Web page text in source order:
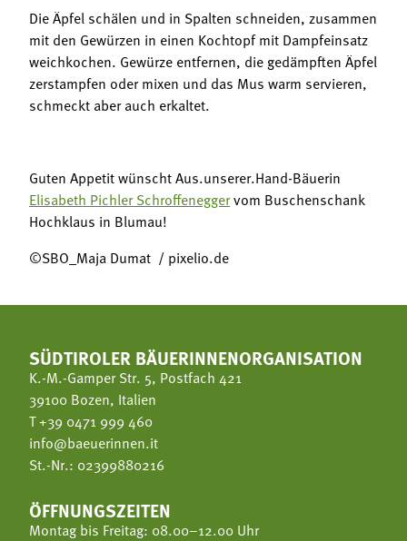
Die Äpfel schälen und in Spalten schneiden, zusammen
mit den Gewürzen in einen Kochtopf mit Dampfeinsatz
weichkochen. Gewürze entfernen, die gedämpften Äpfel
zerstampfen oder mixen und das Mus warm servieren,
schmeckt aber auch erkaltet.
Guten Appetit wünscht Aus.unserer.Hand-Bäuerin
Elisabeth Pichler Schroffeneggervom Buschenschank
Hochklaus in Blumau!
©SBO_Maja Dumat / pixelio.de
SÜDTIROLER BÄUERINNENORGANISATION
K.-M.-Gamper Str. 5, Postfach 421
39100 Bozen, Italien
T+39 0471 999 460
info@baeuerinnen.it
St.-Nr.: 02399880216
ÖFFNUNGSZEITEN
Montag bis Freitag: 08.00–12.00 Uhr